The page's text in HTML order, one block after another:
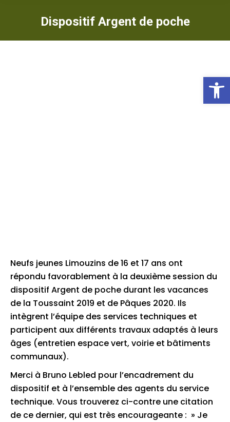
Dispositif Argent de poche
Neufs jeunes Limouzins de 16 et 17 ans ont
répondu favorablement à la deuxième session du
dispositif Argent de poche durant les vacances
de la Toussaint 2019 et de Pâques 2020. Ils
intègrent l’équipe des services techniques et
participent aux différents travaux adaptés à leurs
âges (entretien espace vert, voirie et bâtiments
communaux).
Merci à Bruno Lebled pour l’encadrement du
dispositif et à l’ensemble des agents du service
technique. Vous trouverez ci-contre une citation
de ce dernier, qui est très encourageante : » Je